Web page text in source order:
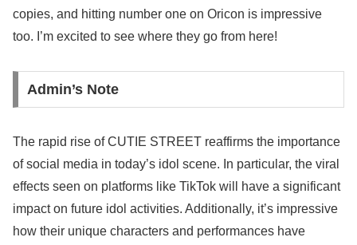
copies, and hitting number one on Oricon is impressive
too. I’m excited to see where they go from here!
Admin’s Note
The rapid rise of CUTIE STREET reaffirms the importance
of social media in today’s idol scene. In particular, the viral
effects seen on platforms like TikTok will have a significant
impact on future idol activities. Additionally, it’s impressive
how their unique characters and performances have